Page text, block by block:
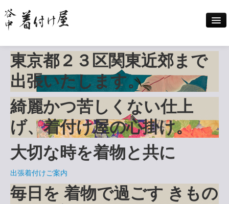
Home
出張着付け案内
着付けメニュー
撮影
料金案内
東京都２３区関東近郊まで
出張いたします。
綺麗かつ苦しくない仕上
げ、着付け屋の心掛け。
大切な時を着物と共に
出張着付けご案内
毎日を 着物で過ごす きもの